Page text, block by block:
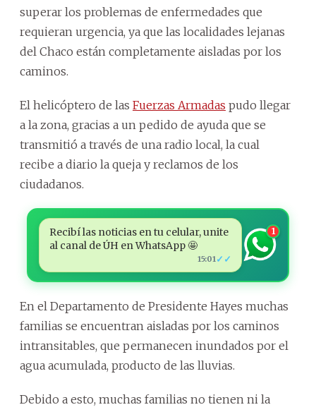
superar los problemas de enfermedades que
requieran urgencia, ya que las localidades lejanas
del Chaco están completamente aisladas por los
caminos.
El helicóptero de las Fuerzas Armadas pudo llegar
a la zona, gracias a un pedido de ayuda que se
transmitió a través de una radio local, la cual
recibe a diario la queja y reclamos de los
ciudadanos.
Recibí las noticias en tu celular, unite
al canal de ÚH en WhatsApp 🤩
15:01 ✓✓
1
En el Departamento de Presidente Hayes muchas
familias se encuentran aisladas por los caminos
intransitables, que permanecen inundados por el
agua acumulada, producto de las lluvias.
Debido a esto, muchas familias no tienen ni la